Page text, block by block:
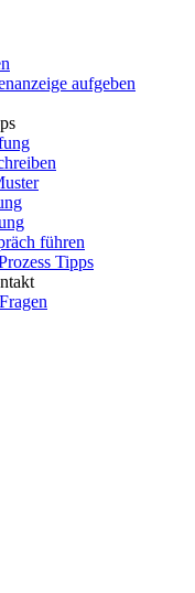
aufgeben
führen
Tipps